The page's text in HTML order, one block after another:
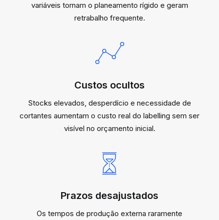
variáveis tornam o planeamento rígido e geram
retrabalho frequente.
Custos ocultos
Stocks elevados, desperdício e necessidade de
cortantes aumentam o custo real do labelling sem ser
visível no orçamento inicial.
Prazos desajustados
Os tempos de produção externa raramente